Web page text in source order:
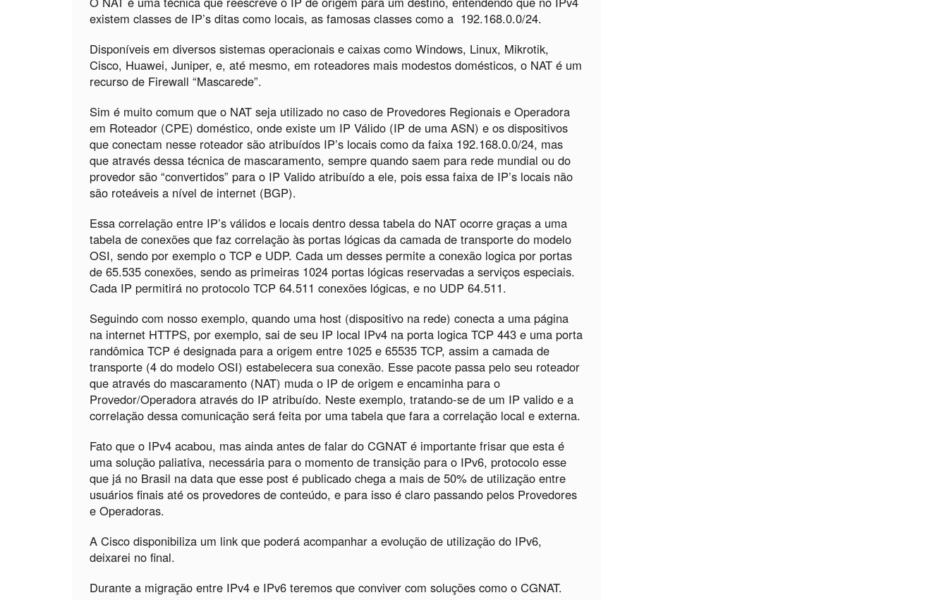
existem classes de IP’s ditas como locais, as famosas classes como a 192.168.0.0/24.
Disponíveis em diversos sistemas operacionais e caixas como Windows, Linux, Mikrotik,
Cisco, Huawei, Juniper, e, até mesmo, em roteadores mais modestos domésticos, o NAT é um
recurso de Firewall “Mascarede”.
Sim é muito comum que o NAT seja utilizado no caso de Provedores Regionais e Operadora
em Roteador (CPE) doméstico, onde existe um IP Válido (IP de uma ASN) e os dispositivos
que conectam nesse roteador são atribuídos IP’s locais como da faixa 192.168.0.0/24, mas
que através dessa técnica de mascaramento, sempre quando saem para rede mundial ou do
provedor são “convertidos” para o IP Valido atribuído a ele, pois essa faixa de IP’s locais não
são roteáveis a nível de internet (BGP).
Essa correlação entre IP’s válidos e locais dentro dessa tabela do NAT ocorre graças a uma
tabela de conexões que faz correlação às portas lógicas da camada de transporte do modelo
OSI, sendo por exemplo o TCP e UDP. Cada um desses permite a conexão logica por portas
de 65.535 conexões, sendo as primeiras 1024 portas lógicas reservadas a serviços especiais.
Cada IP permitirá no protocolo TCP 64.511 conexões lógicas, e no UDP 64.511.
Seguindo com nosso exemplo, quando uma host (dispositivo na rede) conecta a uma página
na internet HTTPS, por exemplo, sai de seu IP local IPv4 na porta logica TCP 443 e uma porta
randômica TCP é designada para a origem entre 1025 e 65535 TCP, assim a camada de
transporte (4 do modelo OSI) estabelecera sua conexão. Esse pacote passa pelo seu roteador
que através do mascaramento (NAT) muda o IP de origem e encaminha para o
Provedor/Operadora através do IP atribuído. Neste exemplo, tratando-se de um IP valido e a
correlação dessa comunicação será feita por uma tabela que fara a correlação local e externa.
Fato que o IPv4 acabou, mas ainda antes de falar do CGNAT é importante frisar que esta é
uma solução paliativa, necessária para o momento de transição para o IPv6, protocolo esse
que já no Brasil na data que esse post é publicado chega a mais de 50% de utilização entre
usuários finais até os provedores de conteúdo, e para isso é claro passando pelos Provedores
e Operadoras.
A Cisco disponibiliza um link que poderá acompanhar a evolução de utilização do IPv6,
deixarei no final.
Durante a migração entre IPv4 e IPv6 teremos que conviver com soluções como o CGNAT.